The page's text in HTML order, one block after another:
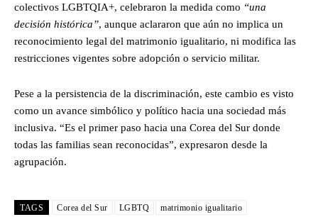
colectivos LGBTQIA+, celebraron la medida como “una
decisión histórica”, aunque aclararon que aún no implica un
reconocimiento legal del matrimonio igualitario, ni modifica las
restricciones vigentes sobre adopción o servicio militar.
Pese a la persistencia de la discriminación, este cambio es visto
como un avance simbólico y político hacia una sociedad más
inclusiva. “Es el primer paso hacia una Corea del Sur donde
todas las familias sean reconocidas”, expresaron desde la
agrupación.
TAGS Corea del Sur LGBTQ matrimonio igualitario